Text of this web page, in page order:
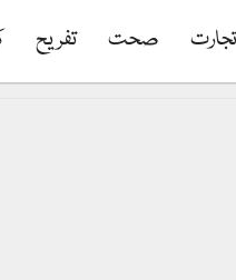
تجارت صحت تفریح